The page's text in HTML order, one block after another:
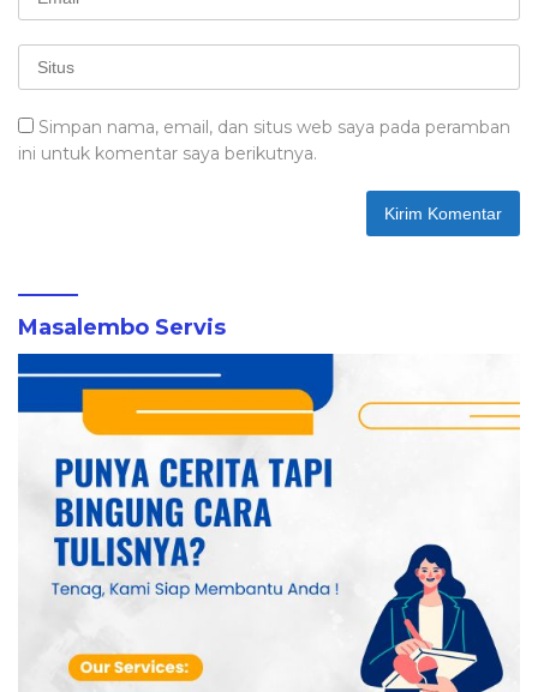
Simpan nama, email, dan situs web saya pada peramban
ini untuk komentar saya berikutnya.
Masalembo Servis